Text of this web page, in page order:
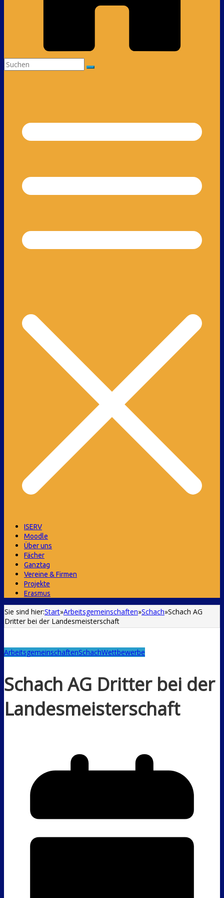
ISERV
Moodle
Über uns
Fächer
Ganztag
Vereine & Firmen
Projekte
Erasmus
Sie sind hier:Start»Arbeitsgemeinschaften»Schach»Schach AG
Dritter bei der Landesmeisterschaft
ArbeitsgemeinschaftenSchachWettbewerbe
Schach AG Dritter bei der
Landesmeisterschaft